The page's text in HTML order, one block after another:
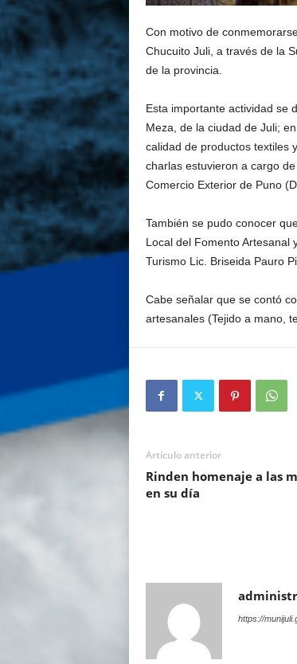
Con motivo de
Chucuito Juli, a través de la
de la provincia.
Esta importante actividad se
Meza, de la ciudad de Juli;
calidad de productos textiles
charlas estuvieron a cargo
Comercio Exterior de Puno
También se pudo conocer
Local del Fomento Artesanal
Turismo Lic. Briseida Pauro
Cabe señalar que se contó
artesanales (Tejido a mano,
Artículo anterior
Rinden homenaje a las
en su día
https://